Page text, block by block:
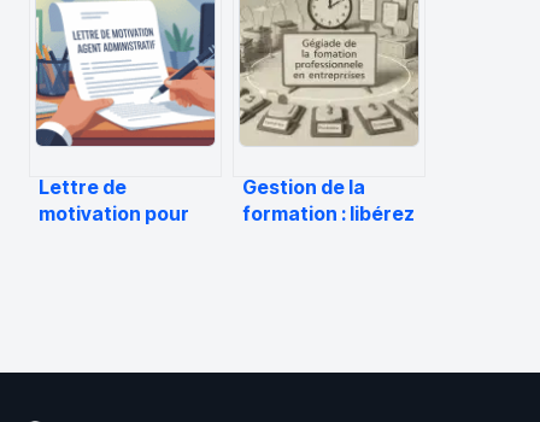
connexion et
d’utilisation
complet pour une
reconversion
sereine
Lettre de
motivation pour
Gestion de la
formation : libérez